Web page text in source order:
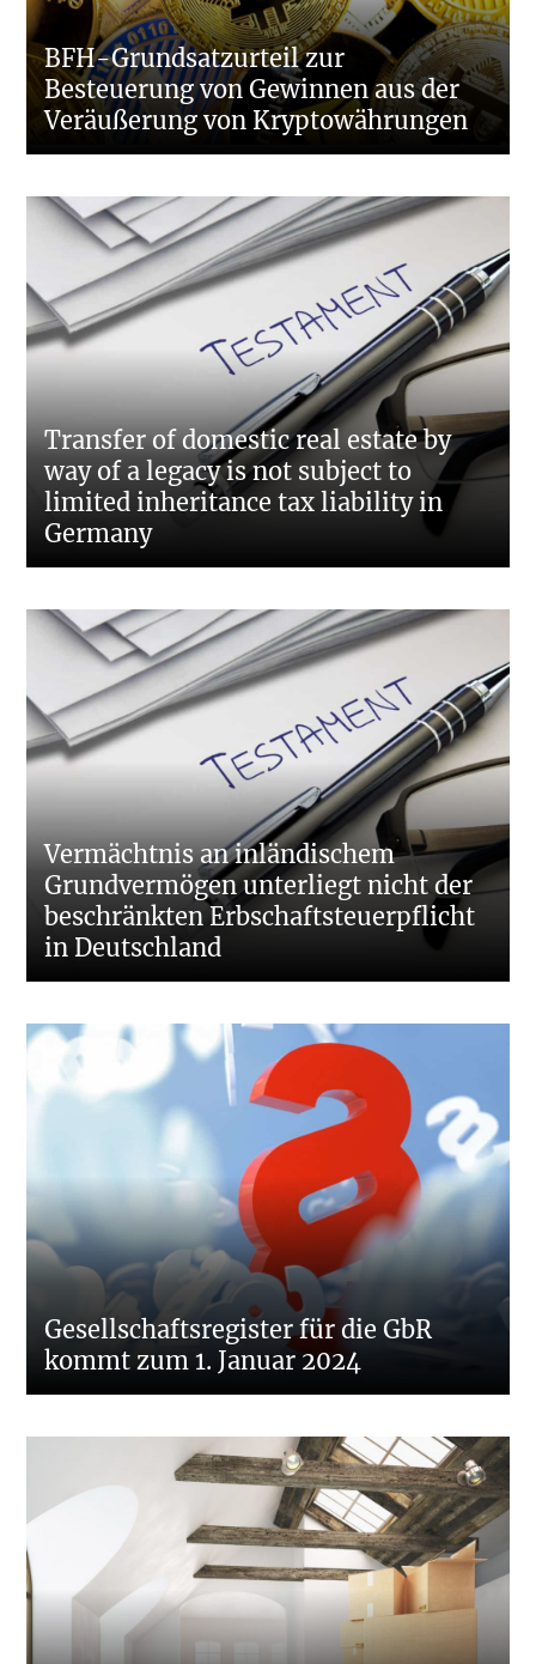
BFH-Grundsatzurteil zur
Besteuerung von Gewinnen aus der
Veräußerung von Kryptowährungen
Transfer of domestic real estate by
way of a legacy is not subject to
limited inheritance tax liability in
Germany
Vermächtnis an inländischem
Grundvermögen unterliegt nicht der
beschränkten Erbschaftsteuerpflicht
in Deutschland
Gesellschaftsregister für die GbR
kommt zum 1. Januar 2024